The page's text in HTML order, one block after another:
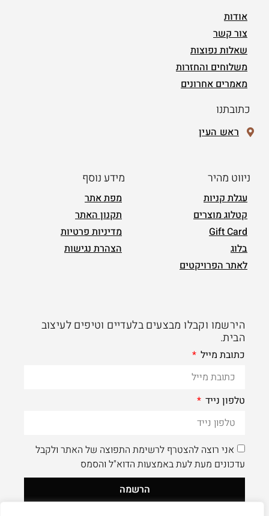
אודות
צור קשר
שאלות נפוצות
משלוחים והחזרות
מאמרים אחרונים
כתובתנו
ראש העין
ניווט מהיר
עגלת קניות
קטלוג מוצרים
Gift Card
בלוג
לאתר הפרויקטים
מידע נוסף
מפת אתר
תקנון האתר
מדיניות פרטיות
הצהרת נגישות
הירשמו וקבלו מבצעים בלעדיים וטיפים לעיצוב
הבית.
כתובת מייל
טלפון נייד
אני רוצה להצטרף לרשימת התפוצה של האתר ולקבל
עדכונים מעת לעת באמצעות הדוא"ל והסמס
הרשמה